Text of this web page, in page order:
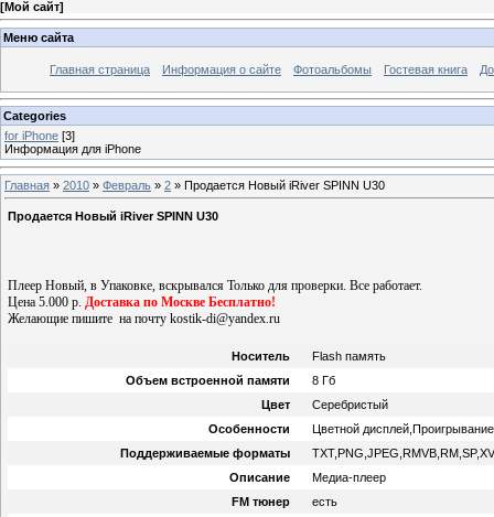
[Мой сайт]
Меню сайта
Главная страница Информация о сайте Фотоальбомы Гостевая книга
Categories
for iPhone [3]
Информация для iPhone
Главная » 2010 » Февраль » 2 » Продается Новый iRiver SPINN U30
Продается Новый iRiver SPINN U30
Плеер Новый, в Упаковке, вскрывался Только для проверки. Все работает.
Цена 5.000 р. Доставка по Москве Бесплатно!
Желающие пишите на почту kostik-di@yandex.ru
Носитель
Flash память
Объем встроенной памяти
8 Гб
Цвет
Серебристый
Особенности
Цветной
Поддерживаемые форматы
Описание
Медиа-плеер
FM тюнер
есть